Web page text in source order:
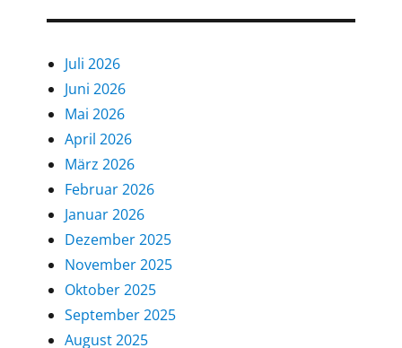
Juli 2026
Juni 2026
Mai 2026
April 2026
März 2026
Februar 2026
Januar 2026
Dezember 2025
November 2025
Oktober 2025
September 2025
August 2025